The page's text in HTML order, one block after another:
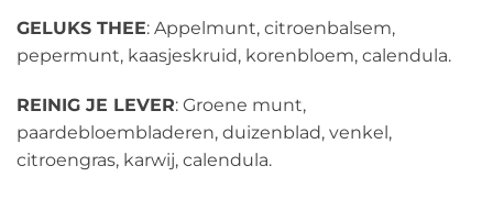
GELUKS THEE: Appelmunt, citroenbalsem,
pepermunt, kaasjeskruid, korenbloem, calendula.
REINIG JE LEVER: Groene munt,
paardebloembladeren, duizenblad, venkel,
citroengras, karwij, calendula.